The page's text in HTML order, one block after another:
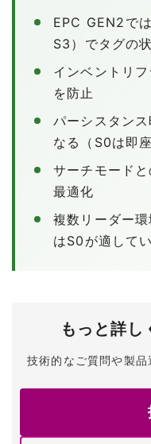
EPC GEN2で
S3）でタグの
インベントリ
を防止
パーシスタン
なる（S0は即
サーチモード
最適化
複数リーダー
はS0が適して
もっと詳し
技術的なご質問や製品